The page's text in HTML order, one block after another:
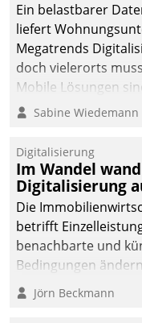
Ein belastbarer
liefert
Megatrends
doch vielerorts
Mobile Lösungen
Sabine Wiedemann
Digitalisierung
Im Wandel
Digitalisierung
Die
betrifft
benachbarte und
Bedingungen
technisch die
fürs Wachsen öffnen?
Jörn Beckmann